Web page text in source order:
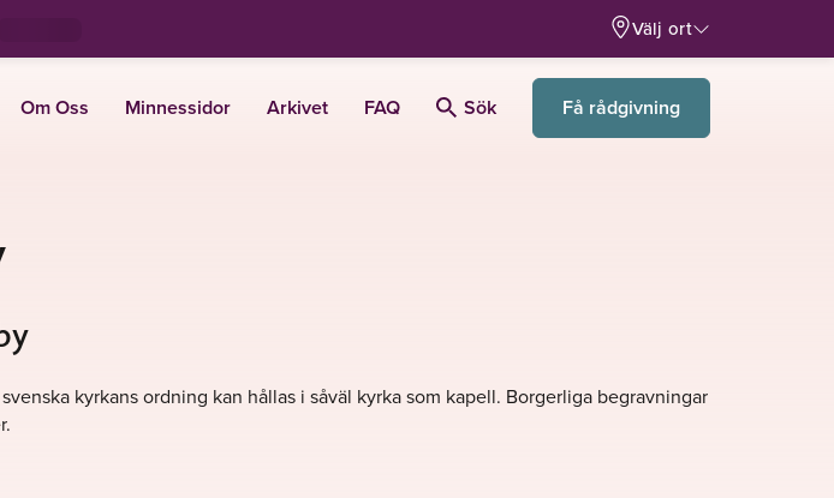
Välj ort
Om Oss Minnessidor Arkivet FAQ Sök Få rådgivning
kyrkans ordning kan hållas i såväl kyrka som kapell. Borgerliga begravningar